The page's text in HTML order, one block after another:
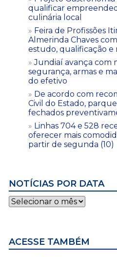
qualificar
culinária local
Feira de Profissões
Almerinda Chaves
estudo, qualificação
Jundiaí avança com
segurança, armas e
do efetivo
De acordo com
Civil do Estado,
fechados
Linhas 704 e 528
oferecer mais
partir de segunda (10)
NOTÍCIAS POR DATA
Notícias
por
ACESSE TAMBÉM